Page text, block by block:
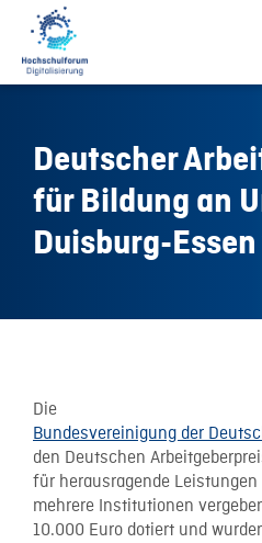
Deutscher
für Bildung an
Duisburg-
Die
Bundesvereinigung der
den Deutschen
für herausragende
mehrere Institutionen
10.000 Euro dotiert und